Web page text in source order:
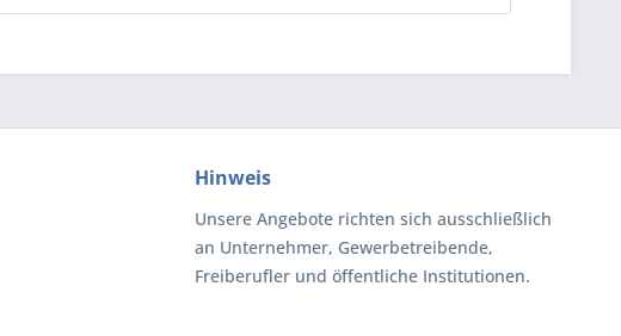
Hinweis
Unsere Angebote richten sich ausschließlich
an Unternehmer, Gewerbetreibende,
Freiberufler und öffentliche Institutionen.